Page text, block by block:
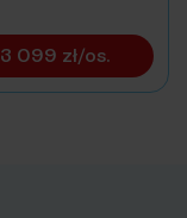
3 099 zł/os.